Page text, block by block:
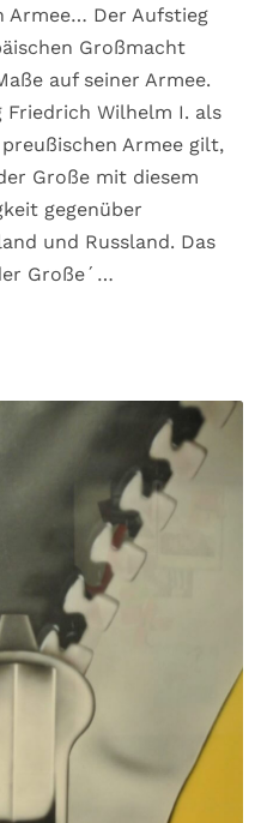
Armee… Der Aufstieg
Großmacht
auf seiner Armee.
Friedrich Wilhelm I. als
Armee gilt,
Große mit diesem
gegenüber
und Russland. Das
Große´…